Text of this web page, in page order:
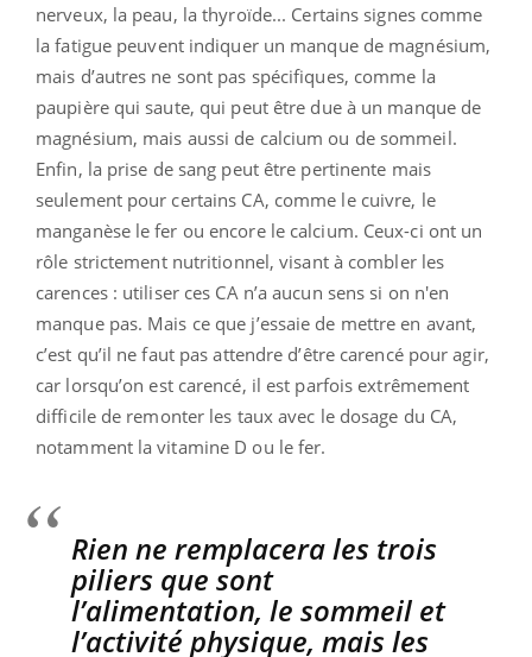
nerveux, la peau, la thyroïde... Certains signes comme
la fatigue peuvent indiquer un manque de magnésium,
mais d’autres ne sont pas spécifiques, comme la
paupière qui saute, qui peut être due à un manque de
magnésium, mais aussi de calcium ou de sommeil.
Enfin, la prise de sang peut être pertinente mais
seulement pour certains CA, comme le cuivre, le
manganèse le fer ou encore le calcium. Ceux-ci ont un
rôle strictement nutritionnel, visant à combler les
carences : utiliser ces CA n’a aucun sens si on n'en
manque pas. Mais ce que j’essaie de mettre en avant,
c’est qu’il ne faut pas attendre d’être carencé pour agir,
car lorsqu’on est carencé, il est parfois extrêmement
difficile de remonter les taux avec le dosage du CA,
notamment la vitamine D ou le fer.
Rien ne remplacera les trois
piliers que sont
l’alimentation, le sommeil et
l’activité physique, mais les